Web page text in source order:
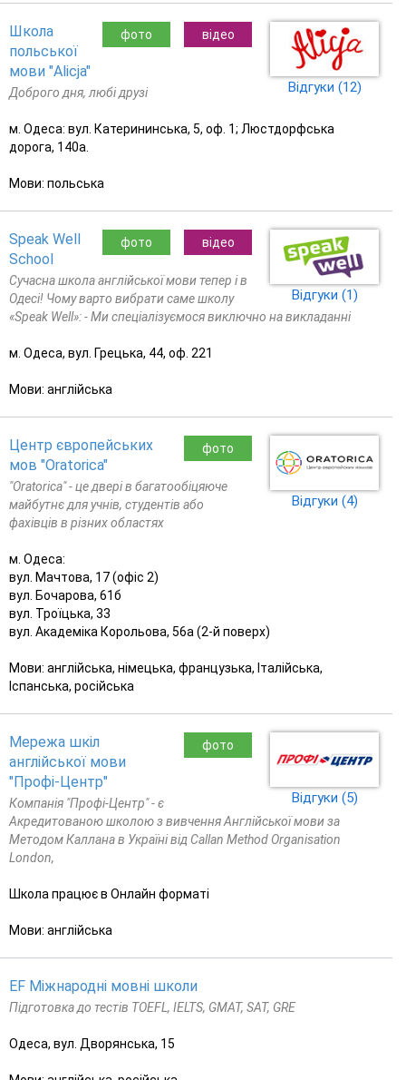
Відгуки (12)
відео
фото
Школа
польської
мови "Alicja"
Доброго дня, любі друзі
м. Одеса: вул. Катерининська, 5, оф. 1; Люстдорфська
дорога, 140а.
Мови: польська
Відгуки (1)
відео
фото
Speak Well
School
Сучасна школа англійської мови тепер і в
Одесі! Чому варто вибрати саме школу
«Speak Well»: - Ми спеціалізуємося виключно на викладанні
м. Одеса, вул. Грецька, 44, оф. 221
Мови: англійська
Відгуки (4)
фото
Центр європейських
мов "Oratorica"
"Oratorica" - це двері в багатообіцяюче
майбутнє для учнів, студентів або
фахівців в різних областях
м. Одеса:
вул. Мачтова, 17 (офіс 2)
вул. Бочарова, 61б
вул. Троїцька, 33
вул. Академіка Корольова, 56а (2-й поверх)
Мови: англійська, німецька, французька, Італійська,
Іспанська, російська
Відгуки (5)
фото
Мережа шкіл
англійської мови
"Профі-Центр"
Компанія "Профі-Центр" - є
Акредитованою школою з вивчення Англійської мови за
Методом Каллана в Україні від Callan Method Organisation
London,
Школа працює в Онлайн форматі
Мови: англійська
EF Міжнародні мовні школи
Підготовка до тестів TOEFL, IELTS, GMAT, SAT, GRE
Одеса, вул. Дворянська, 15